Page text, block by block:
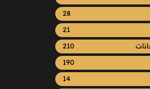
28
21
210
190
14